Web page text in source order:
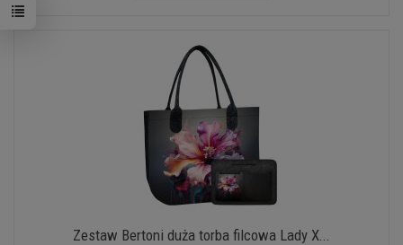
Zestaw Bertoni duża torba filcowa Lady X...